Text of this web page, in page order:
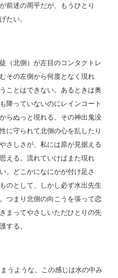
前述の周平だが、もうひとり
たい。
（北側）が左目のコンタクトレ
その左側から何度となく現れ
ことはできない。あるときは奥
降っていないのにレインコート
らぬっと現れる。その神出鬼没
に守られて北側の心を乱したり
さしさが、私には原が見据える
える。流れていけばまた現れ
。どこかになにかが付け足さ
のとして、しかし必ず水出先生
つまり北側の向こうを張って恋
まってやさしいただひとりの先
する。
うような、この感じは水の中み